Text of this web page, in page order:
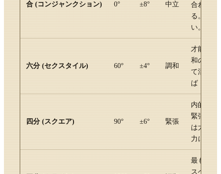
合 (コンジャンクション) 0° ±8° 中立
合わせが
る。 吉
い。
六分 (セクスタイル) 60° ±4° 調和
才能・チ
和のアス
て活かす
ば「使え
四分 (スクエア) 90° ±6° 緊張
内的な葛
緊張のア
は大きい
力になり
最も流れ
スペクト